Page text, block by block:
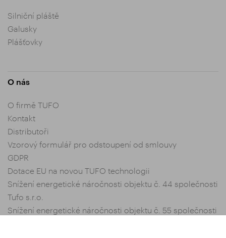
Silniční pláště
Galusky
Plášťovky
O nás
O firmě TUFO
Kontakt
Distributoři
Vzorový formulář pro odstoupení od smlouvy
GDPR
Dotace EU na novou TUFO technologii
Snížení energetické náročnosti objektu č. 44 společnosti
Tufo s.r.o.
Snížení energetické náročnosti objektu č. 55 společnosti